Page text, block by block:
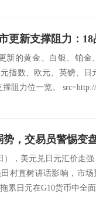
新的黄金、白银、铂
指数、欧元、英镑、
撑阻力位一览。
势，交易员警惕变
），美元兑日元汇价走
田村直树讲话影响，市
累日元在G10货币中全